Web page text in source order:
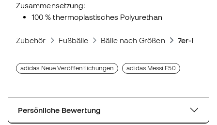
Zusammensetzung:
100 % thermoplastisches Polyurethan
Zubehör Fußbälle Bälle nach Größen 7er-
adidas Neue Veröffentlichungen adidas Messi F50
Persönliche Bewertung